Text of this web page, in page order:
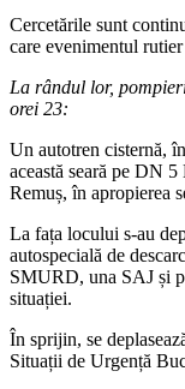
Cercetările sunt
care evenimentul
La rândul lor,
orei 23:
Un autotren cisternă,
această seară pe DN
Remuș, în apropierea
La fața locului s-au
autospecială de
SMURD, una SAJ și
situației.
În sprijin, se
Situații de Urgență